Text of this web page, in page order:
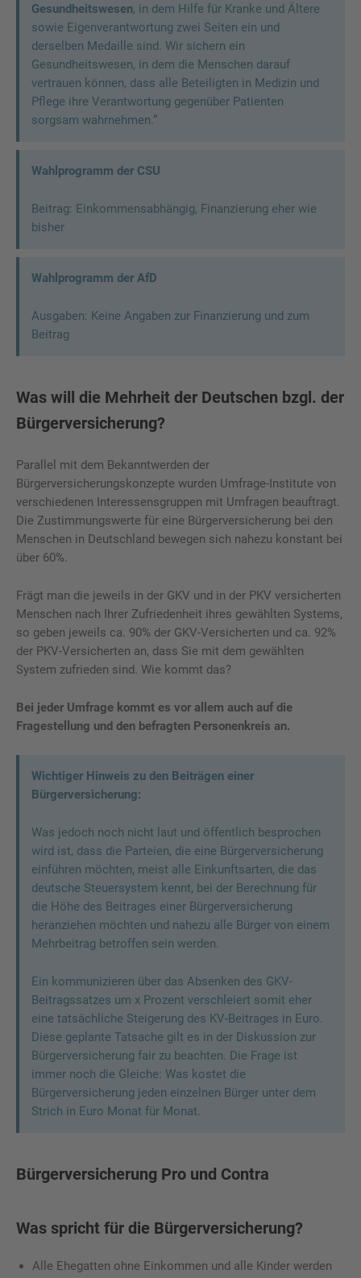
Gesundheitswesen, in dem Hilfe für Kranke und Ältere
sowie Eigenverantwortung zwei Seiten ein und
derselben Medaille sind. Wir sichern ein
Gesundheitswesen, in dem die Menschen darauf
vertrauen können, dass alle Beteiligten in Medizin und
Pflege ihre Verantwortung gegenüber Patienten
sorgsam wahrnehmen.“
Wahlprogramm der CSU
Beitrag: Einkommensabhängig, Finanzierung eher wie
bisher
Wahlprogramm der AfD
Ausgaben: Keine Angaben zur Finanzierung und zum
Beitrag
Was will die Mehrheit der Deutschen bzgl. der
Bürgerversicherung?
Parallel mit dem Bekanntwerden der
Bürgerversicherungskonzepte wurden Umfrage-Institute von
verschiedenen Interessensgruppen mit Umfragen beauftragt.
Die Zustimmungswerte für eine Bürgerversicherung bei den
Menschen in Deutschland bewegen sich nahezu konstant bei
über 60%.
Frägt man die jeweils in der GKV und in der PKV versicherten
Menschen nach Ihrer Zufriedenheit ihres gewählten Systems,
so geben jeweils ca. 90% der GKV-Versicherten und ca. 92%
der PKV-Versicherten an, dass Sie mit dem gewählten
System zufrieden sind. Wie kommt das?
Bei jeder Umfrage kommt es vor allem auch auf die
Fragestellung und den befragten Personenkreis an.
Wichtiger Hinweis zu den Beiträgen einer
Bürgerversicherung:
Was jedoch noch nicht laut und öffentlich besprochen
wird ist, dass die Parteien, die eine Bürgerversicherung
einführen möchten, meist alle Einkunftsarten, die das
deutsche Steuersystem kennt, bei der Berechnung für
die Höhe des Beitrages einer Bürgerversicherung
heranziehen möchten und nahezu alle Bürger von einem
Mehrbeitrag betroffen sein werden.
Ein kommunizieren über das Absenken des GKV-
Beitragssatzes um x Prozent verschleiert somit eher
eine tatsächliche Steigerung des KV-Beitrages in Euro.
Diese geplante Tatsache gilt es in der Diskussion zur
Bürgerversicherung fair zu beachten. Die Frage ist
immer noch die Gleiche: Was kostet die
Bürgerversicherung jeden einzelnen Bürger unter dem
Strich in Euro Monat für Monat.
Bürgerversicherung Pro und Contra
Was spricht für die Bürgerversicherung?
Alle Ehegatten ohne Einkommen und alle Kinder werden